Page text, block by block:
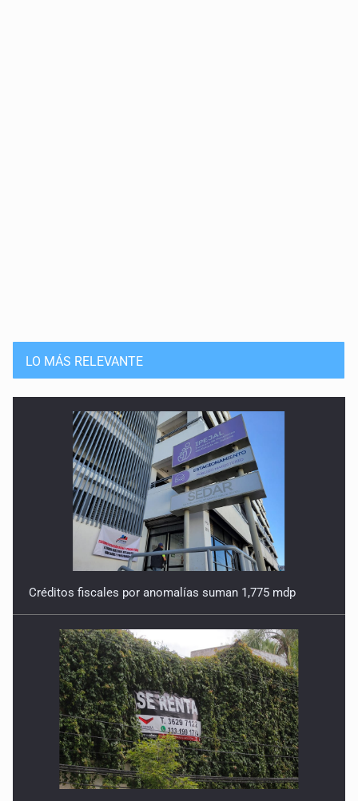
LO MÁS RELEVANTE
Créditos fiscales por anomalías suman 1,775 mdp